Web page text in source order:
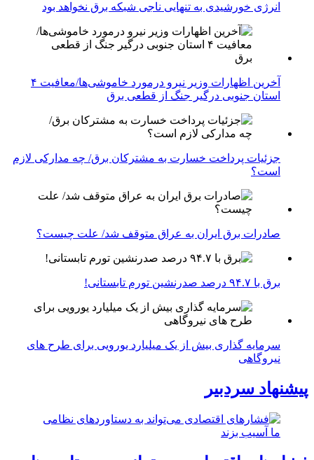
انرژی خورشیدی به تنهایی ناجی شبکه برق نخواهد بود
آخرین اظهارات وزیر نیرو درمورد خاموشی‌ها/معافیت ۴
استان جنوبی درگیر جنگ از قطعی برق
جزئیات پرداخت خسارت به مشترکان برق/ چه مدارکی لازم
است؟
صادرات برق ایران به عراق متوقف شد/ علت چیست؟
برق با ۹۴.۷ درصد صدرنشین تورم تابستانی!
سرمایه گذاری بیش از یک میلیارد یورویی برای طرح های
نیروگاهی
پیشنهاد سردبیر